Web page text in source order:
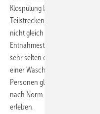
Klospülung betätigt, sind
Teilstrecken ein
nicht gleich Eins. Eins würde
Entnahmestellen werden
sehr selten ein. Ein Beispiel
einer Waschkaue, in der sich
Personen gleichzeitig
nach Norm keine gleichzeitige
erleben.